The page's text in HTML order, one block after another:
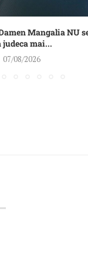
Mangalia NU
judeca mai...
07/08/2026